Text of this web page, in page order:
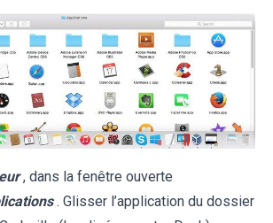
, dans la fenêtre ouverte
. Glisser l’application du dossier